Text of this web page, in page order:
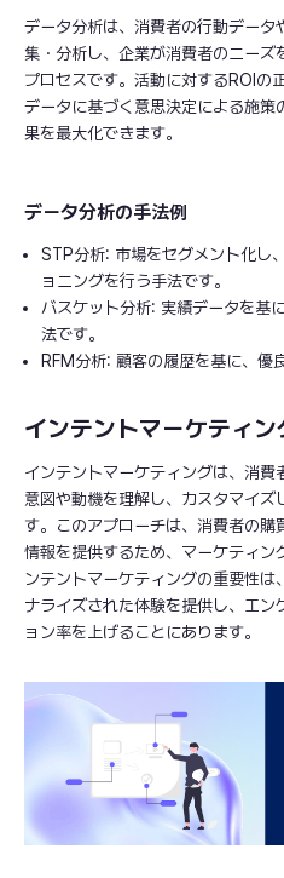
データ分析は、消費者の行動データ
集・分析し、企業が消費者のニーズ
プロセスです。活動に対するROIの
データに基づく意思決定による施
果を最大化できます。
データ分析の手法例
STP分析: 市場をセグメント化し
ョニングを行う手法です。
バスケット分析: 実績データを基
法です。
RFM分析: 顧客の履歴を基に、優
インテントマーケティン
インテントマーケティングは、消
意図や動機を理解し、カスタマイ
す。このアプローチは、消費者の
情報を提供するため、マーケティン
ンテントマーケティングの重要性
ナライズされた体験を提供し、エ
ョン率を上げることにあります。